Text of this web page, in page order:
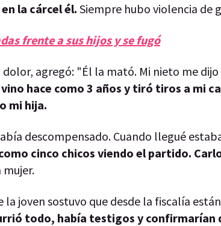
la cárcel él. Siempre hubo violencia de
frente a sus hijos y se fugó
agregó: "Él la mató. Mi nieto me dijo
hace como 3 años y tiró tiros a mi
mi hija.
descompensado. Cuando llegué
cinco chicos viendo el partido.
mujer.
joven sostuvo que desde la fiscalía
todo, había testigos y confirmarían